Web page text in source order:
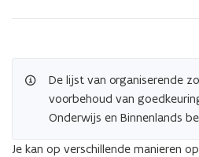
buurt
De lijst van organiserende
voorbehoud van
Onderwijs en Binnenlands
Je kan op verschillende manieren